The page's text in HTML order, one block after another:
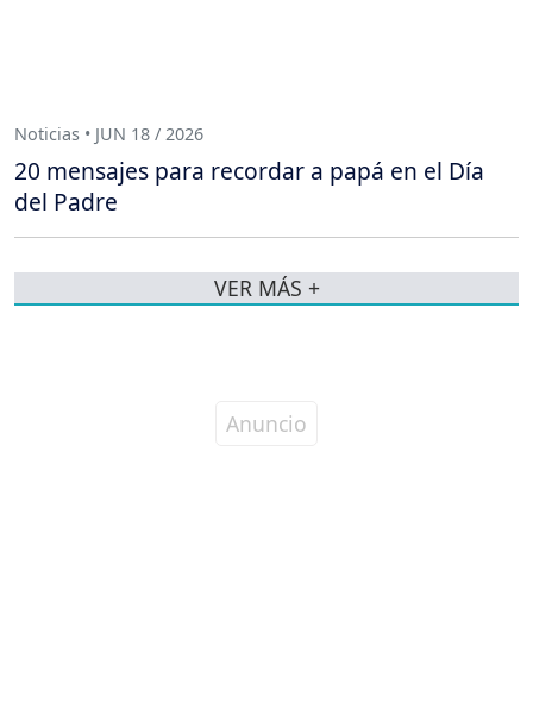
Noticias • JUN 18 / 2026
20 mensajes para recordar a papá en el Día
del Padre
VER MÁS +